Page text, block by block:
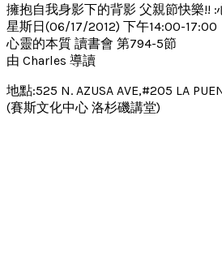
擁抱自我身影下的背影 父親節快樂!!
星斯日(06/17/2012) 下午14:00-17:00
心靈的本質 讀書會 第794-5節
由 Charles 導讀
地點:525 N. AZUSA AVE,#205 LA
(賽斯文化中心 洛杉磯講堂)